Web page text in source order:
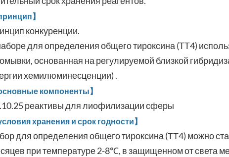
】
конкуренции.
для определения общего тироксина (TT4)
основанная на регулируемой близкой
хемилюминесценции) .
основные компоненты】
реактивы для лиофилизации сферы
условия хранения и срок годности】
для определения общего тироксина (ТТ4) можно
при температуре 2-8℃, в защищенном от света